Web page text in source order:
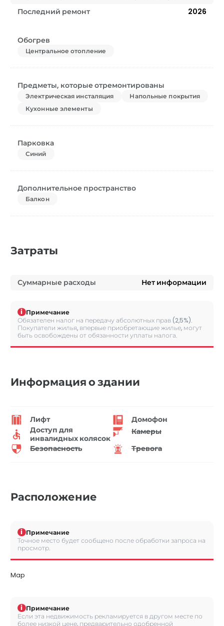
Последний ремонт
2026
Обогрев
Центральное отопление
Предметы, которые отремонтированы
Электрическая инсталяция
Напольные покрытия
Кухонные элементы
Парковка
Синий
Дополнительное пространство
Балкон
Затраты
Суммарные расходы Нет информации
i Примечание
Обязателен налог на передачу абсолютных прав (2,5%).
Покупатели жилья, впервые приобретающие жилье, могут
быть освобождены от обязанности уплаты налога.
Информация о здании
Лифт
Домофон
Доступ для
инвалидных колясок
Камеры
Безопасность
Тревога
Расположение
i Примечание
Точное место будет сообщено после обработки запроса на
просмотр.
Map
i Примечание
Если эта недвижимость рекламируется в другом месте по
более низкой цене, предварительно одобренной